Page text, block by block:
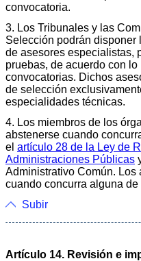
convocatoria.
3. Los Tribunales y las
Selección podrán disponer
de asesores especialistas,
pruebas, de acuerdo con
convocatorias. Dichos
de selección
especialidades técnicas.
4. Los miembros de los
abstenerse cuando
el artículo 28 de la Ley de
Administraciones Públicas
Administrativo Común. Los
cuando concurra alguna
Subir
Artículo 14. Revisión e